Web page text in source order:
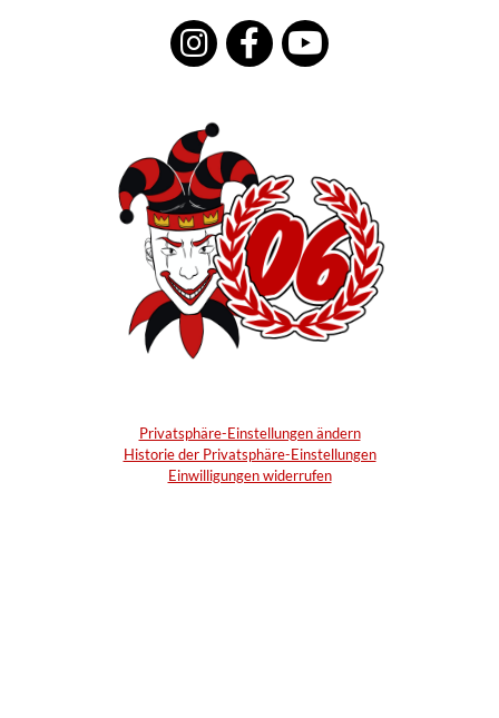
Privatsphäre-Einstellungen ändern
Historie der Privatsphäre-Einstellungen
Einwilligungen widerrufen